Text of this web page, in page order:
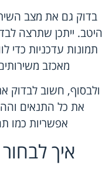
בדוק גם את מצב
היטב. ייתכן שתרצה
תמונות עדכניות כדי
מאכזב
ולבסוף, חשוב לבדוק
את כל התנאים
אפשריות כמו
איך